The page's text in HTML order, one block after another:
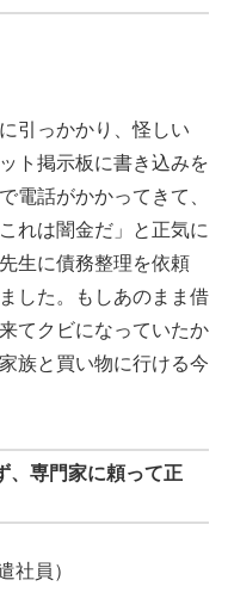
引っかかり、怪しい
ト掲示板に書き込みを
電話がかかってきて、
れは闇金だ」と正気に
生に債務整理を依頼
した。もしあのまま借
てクビになっていたか
族と買い物に行ける今
専門家に頼って正
社員）